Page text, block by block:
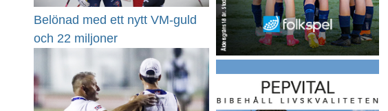
Belönad med ett nytt VM-guld
och 22 miljoner